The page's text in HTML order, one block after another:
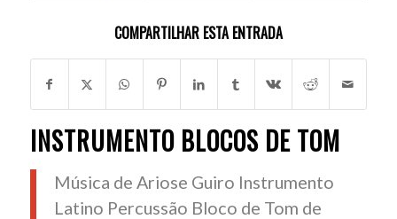
COMPARTILHAR ESTA ENTRADA
INSTRUMENTO BLOCOS DE TOM
Música de Ariose Guiro Instrumento
Latino Percussão Bloco de Tom de